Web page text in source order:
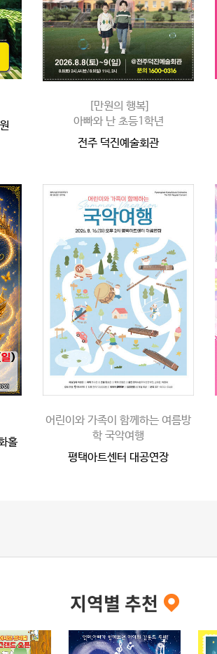
[만원의 행복]
아빠와 난 초등1학년
전주 덕진예술회관
홀
어린이와 가족이 함께하는 여름방
학 국악여행
평택아트센터 대공연장
지역별 추천